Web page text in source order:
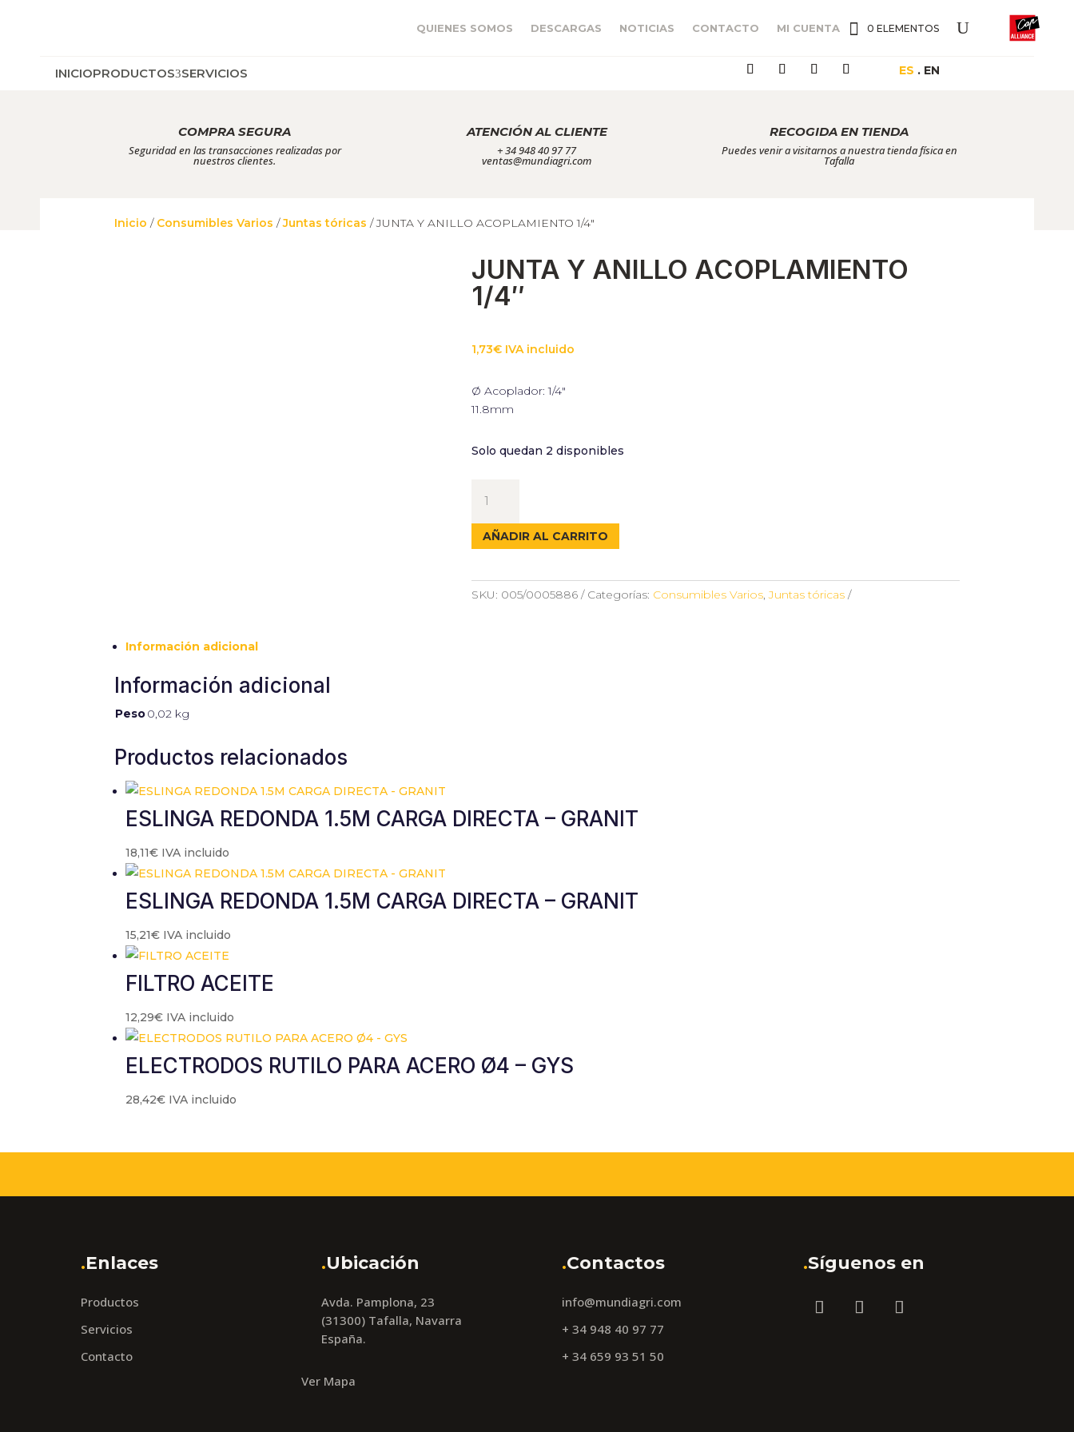
QUIENES SOMOS DESCARGAS NOTICIAS CONTACTO MI CUENTA 0 ELEMENTOS
INICIOPRODUCTOS SERVICIOS ES . EN
COMPRA SEGURA
Seguridad en las transacciones realizadas por
nuestros clientes.
ATENCIÓN AL CLIENTE
+ 34 948 40 97 77
ventas@mundiagri.com
RECOGIDA EN TIENDA
Puedes venir a visitarnos a nuestra tienda física en
Tafalla
Inicio / Consumibles Varios /Juntas tóricas / JUNTA Y ANILLO ACOPLAMIENTO 1/4″
JUNTA Y ANILLO ACOPLAMIENTO
1/4″
1,73€ IVA incluido
Ø Acoplador: 1/4″
11.8mm
Solo quedan 2 disponibles
ANILLO
ACOPLAMIENTO
cantidad
AÑADIR AL CARRITO
SKU: 005/0005886 Categorías: Consumibles Varios,Juntas tóricas
Información adicional
Información adicional
Peso0,02 kg
Productos relacionados
ESLINGA REDONDA 1.5M CARGA DIRECTA – GRANIT
18,11€ IVA incluido
ESLINGA REDONDA 1.5M CARGA DIRECTA – GRANIT
15,21€ IVA incluido
FILTRO ACEITE
12,29€ IVA incluido
ELECTRODOS RUTILO PARA ACERO Ø4 – GYS
28,42€ IVA incluido
.Enlaces
Productos
Servicios
Contacto
.Ubicación
Avda. Pamplona, 23
(31300) Tafalla, Navarra
España.
Ver Mapa
.Contactos
info@mundiagri.com
+ 34 948 40 97 77
+ 34 659 93 51 50
.Síguenos en